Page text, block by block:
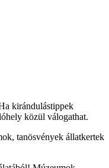
kirándulástippek
közül válogathat.
tanösvények állatkertek